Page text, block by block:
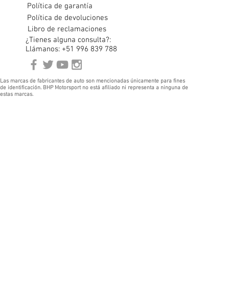
Política de garantía
Política de devoluciones
Libro de reclamaciones
¿Tienes alguna consulta?:
Llámanos: +51 996 839 788
Las marcas de fabricantes de auto son mencionadas únicamente para fines
de identificación. BHP Motorsport no está afiliado ni representa a ninguna de
estas marcas.